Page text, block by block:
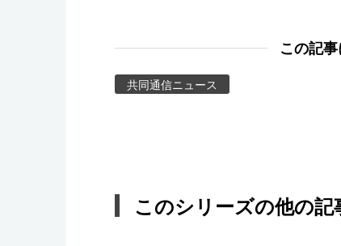
この記
共同通信ニュース
このシリーズの他の記